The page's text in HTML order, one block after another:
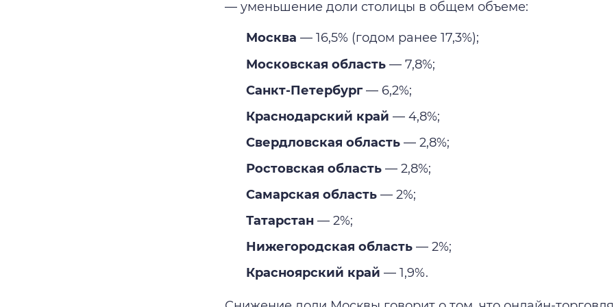
— уменьшение доли столицы в общем объеме:
Москва — 16,5% (годом ранее 17,3%);
Московская область— 7,8%;
Санкт-Петербург— 6,2%;
Краснодарский край — 4,8%;
Свердловская область— 2,8%;
Ростовская область— 2,8%;
Самарская область— 2%;
Татарстан— 2%;
Нижегородская область— 2%;
Красноярский край — 1,9%.